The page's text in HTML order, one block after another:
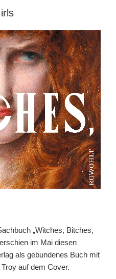
„Witches, Bitches,
im Mai diesen
als gebundenes Buch mit
auf dem Cover.